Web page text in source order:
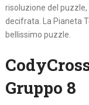
risoluzione del
decifrata. La Pianeta
bellissimo puzzle.
Gruppo 8